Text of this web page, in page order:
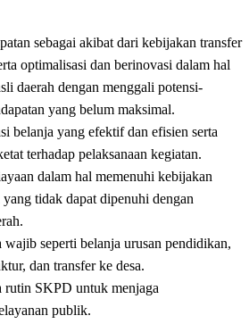
sebagai akibat dari kebijakan transfer
optimalisasi dan berinovasi dalam hal
daerah dengan menggali potensi-
yang belum maksimal.
belanja yang efektif dan efisien serta
terhadap pelaksanaan kegiatan.
dalam hal memenuhi kebijakan
tidak dapat dipenuhi dengan
wajib seperti belanja urusan pendidikan,
dan transfer ke desa.
rutin SKPD untuk menjaga
publik.